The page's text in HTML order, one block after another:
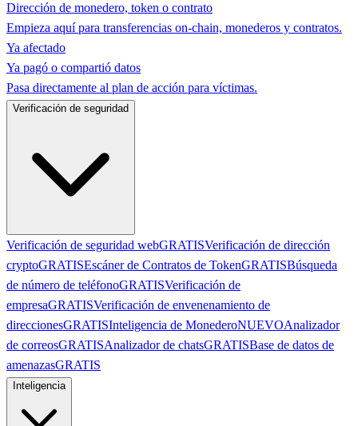
Dirección de monedero, token o contrato
Empieza aquí para transferencias on-chain, monederos y contratos.
Ya afectado
Ya pagó o compartió datos
Pasa directamente al plan de acción para víctimas.
Verificación de seguridad
Verificación de seguridad webGRATISVerificación de dirección
cryptoGRATISEscáner de Contratos de TokenGRATISBúsqueda
de número de teléfonoGRATISVerificación de
empresaGRATISVerificación de envenenamiento de
direccionesGRATISInteligencia de MonederoNUEVOAnalizador
de correosGRATISAnalizador de chatsGRATISBase de datos de
amenazasGRATIS
Inteligencia